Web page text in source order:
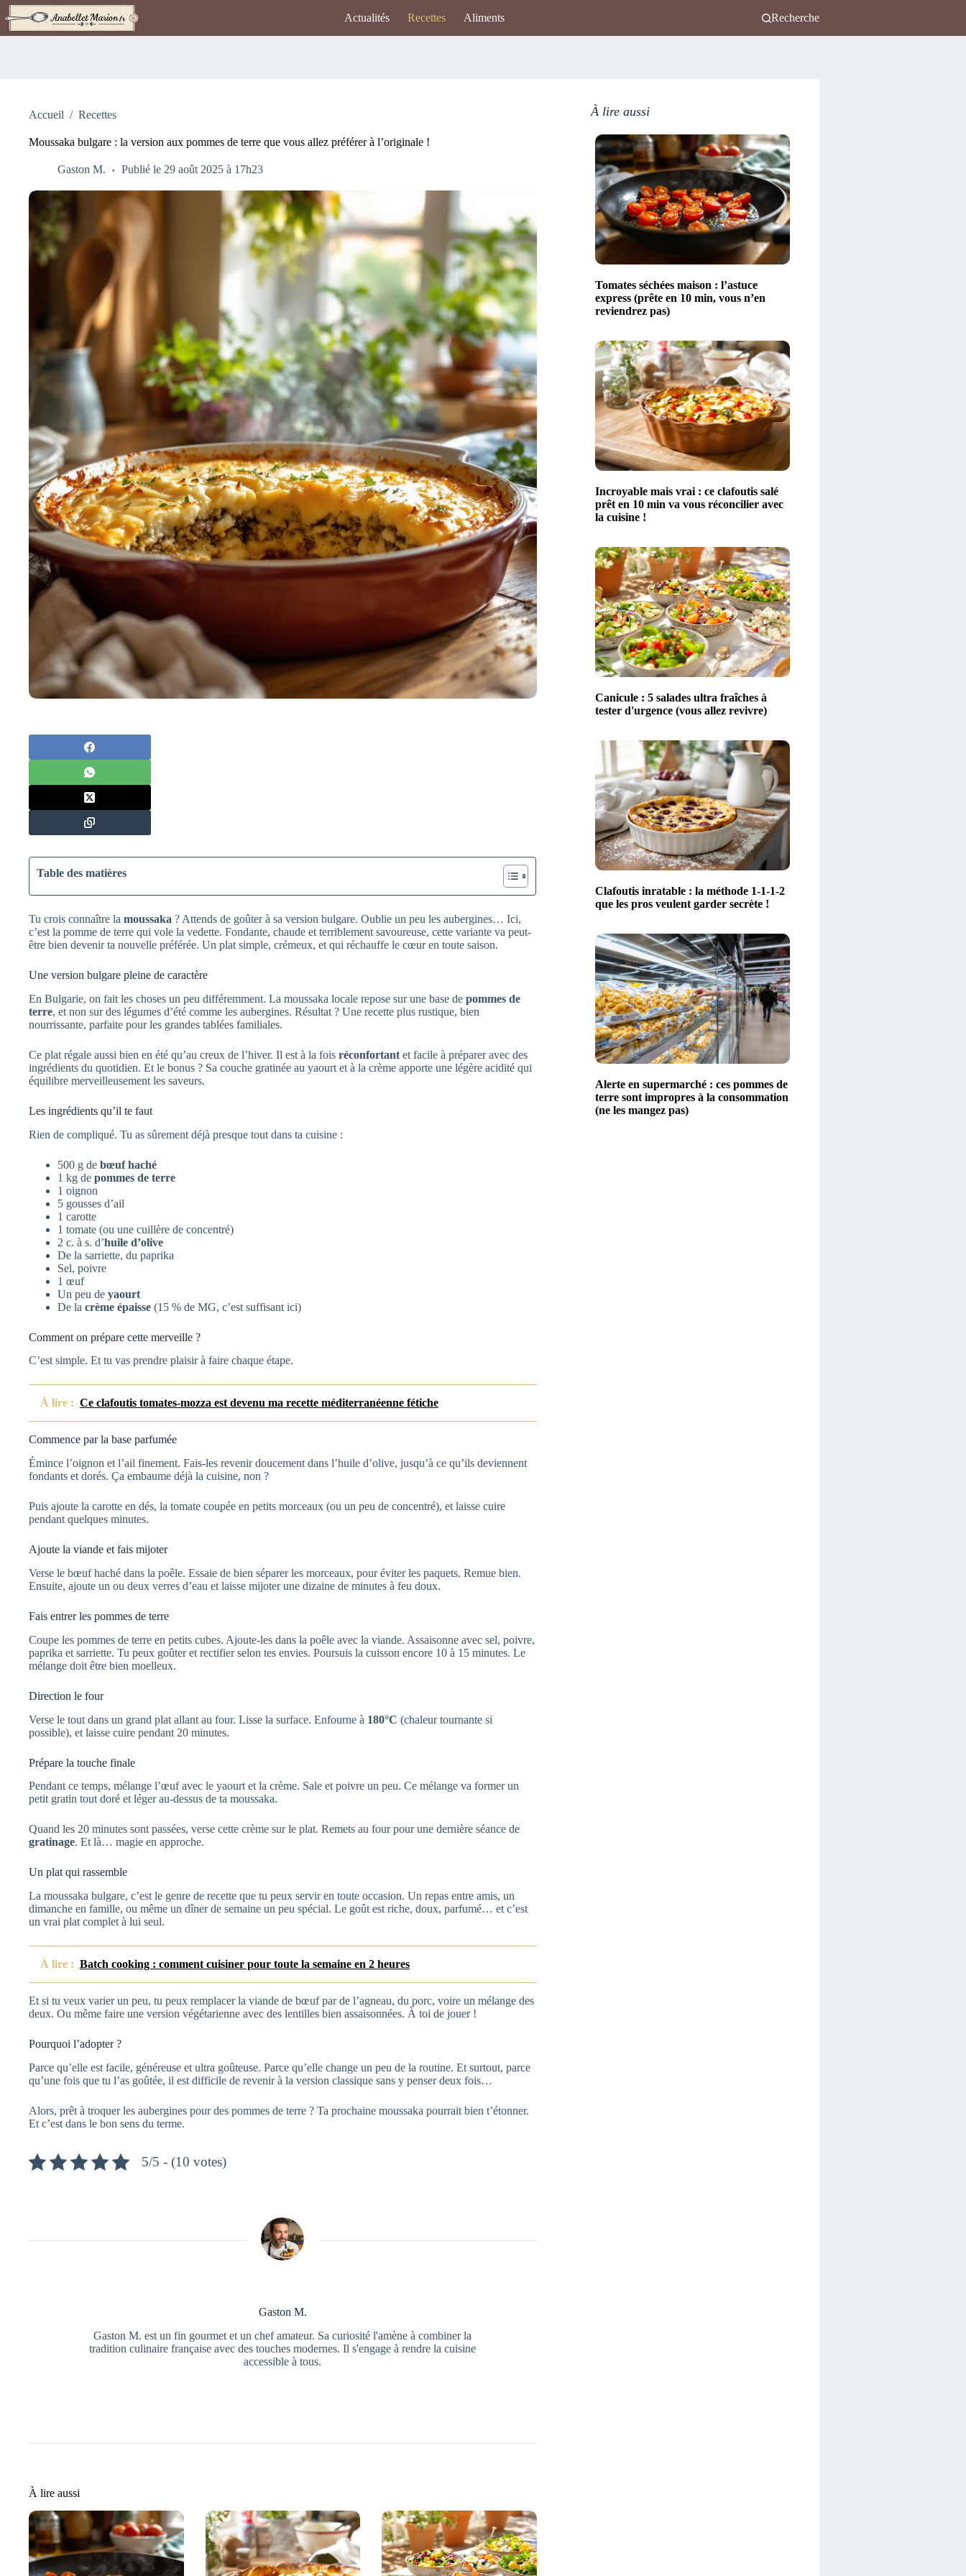
Passer
au
contenu
Actualités Recettes Aliments Recherche
Accueil / Recettes
Moussaka bulgare : la version aux pommes de terre que vous allez préférer à l’originale !
Gaston M. Publié le 29 août 2025 à 17h23
Table des matières
Tu crois connaître la moussaka ? Attends de goûter à sa version bulgare. Oublie un peu les aubergines… Ici,
c’est la pomme de terre qui vole la vedette. Fondante, chaude et terriblement savoureuse, cette variante va peut-
être bien devenir ta nouvelle préférée. Un plat simple, crémeux, et qui réchauffe le cœur en toute saison.
Une version bulgare pleine de caractère
En Bulgarie, on fait les choses un peu différemment. La moussaka locale repose sur une base de pommes de
terre, et non sur des légumes d’été comme les aubergines. Résultat ? Une recette plus rustique, bien
nourrissante, parfaite pour les grandes tablées familiales.
Ce plat régale aussi bien en été qu’au creux de l’hiver. Il est à la fois réconfortant et facile à préparer avec des
ingrédients du quotidien. Et le bonus ? Sa couche gratinée au yaourt et à la crème apporte une légère acidité qui
équilibre merveilleusement les saveurs.
Les ingrédients qu’il te faut
Rien de compliqué. Tu as sûrement déjà presque tout dans ta cuisine :
500 g de bœuf haché
1 kg de pommes de terre
1 oignon
5 gousses d’ail
1 carotte
1 tomate (ou une cuillère de concentré)
2 c. à s. d’huile d’olive
De la sarriette, du paprika
Sel, poivre
1 œuf
Un peu de yaourt
De la crème épaisse (15 % de MG, c’est suffisant ici)
Comment on prépare cette merveille ?
C’est simple. Et tu vas prendre plaisir à faire chaque étape.
À lire : Ce clafoutis tomates-mozza est devenu ma recette méditerranéenne fétiche
Commence par la base parfumée
Émince l’oignon et l’ail finement. Fais-les revenir doucement dans l’huile d’olive, jusqu’à ce qu’ils deviennent
fondants et dorés. Ça embaume déjà la cuisine, non ?
Puis ajoute la carotte en dés, la tomate coupée en petits morceaux (ou un peu de concentré), et laisse cuire
pendant quelques minutes.
Ajoute la viande et fais mijoter
Verse le bœuf haché dans la poêle. Essaie de bien séparer les morceaux, pour éviter les paquets. Remue bien.
Ensuite, ajoute un ou deux verres d’eau et laisse mijoter une dizaine de minutes à feu doux.
Fais entrer les pommes de terre
Coupe les pommes de terre en petits cubes. Ajoute-les dans la poêle avec la viande. Assaisonne avec sel, poivre,
paprika et sarriette. Tu peux goûter et rectifier selon tes envies. Poursuis la cuisson encore 10 à 15 minutes. Le
mélange doit être bien moelleux.
Direction le four
Verse le tout dans un grand plat allant au four. Lisse la surface. Enfourne à 180°C (chaleur tournante si
possible), et laisse cuire pendant 20 minutes.
Prépare la touche finale
Pendant ce temps, mélange l’œuf avec le yaourt et la crème. Sale et poivre un peu. Ce mélange va former un
petit gratin tout doré et léger au-dessus de ta moussaka.
Quand les 20 minutes sont passées, verse cette crème sur le plat. Remets au four pour une dernière séance de
gratinage. Et là… magie en approche.
Un plat qui rassemble
La moussaka bulgare, c’est le genre de recette que tu peux servir en toute occasion. Un repas entre amis, un
dimanche en famille, ou même un dîner de semaine un peu spécial. Le goût est riche, doux, parfumé… et c’est
un vrai plat complet à lui seul.
À lire : Batch cooking : comment cuisiner pour toute la semaine en 2 heures
Et si tu veux varier un peu, tu peux remplacer la viande de bœuf par de l’agneau, du porc, voire un mélange des
deux. Ou même faire une version végétarienne avec des lentilles bien assaisonnées. À toi de jouer !
Pourquoi l’adopter ?
Parce qu’elle est facile, généreuse et ultra goûteuse. Parce qu’elle change un peu de la routine. Et surtout, parce
qu’une fois que tu l’as goûtée, il est difficile de revenir à la version classique sans y penser deux fois…
Alors, prêt à troquer les aubergines pour des pommes de terre ? Ta prochaine moussaka pourrait bien t’étonner.
Et c’est dans le bon sens du terme.
5/5 - (10 votes)
Gaston M.
Gaston M. est un fin gourmet et un chef amateur. Sa curiosité l'amène à combiner la
tradition culinaire française avec des touches modernes. Il s'engage à rendre la cuisine
accessible à tous.
À lire aussi
À lire aussi
Tomates séchées maison : l’astuce
express (prête en 10 min, vous n’en
reviendrez pas)
Incroyable mais vrai : ce clafoutis salé
prêt en 10 min va vous réconcilier avec
la cuisine !
Canicule : 5 salades ultra fraîches à
tester d'urgence (vous allez revivre)
Clafoutis inratable : la méthode 1-1-1-2
que les pros veulent garder secrète !
Alerte en supermarché : ces pommes de
terre sont impropres à la consommation
(ne les mangez pas)